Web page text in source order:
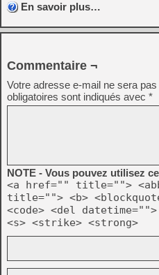
En savoir plus…
Commentaire ¬
Votre adresse e-mail ne sera pas
obligatoires sont indiqués avec *
NOTE - Vous pouvez utilisez
<a href="" title="">
title=""> <b>
<code> <del
<s> <strike> <strong>